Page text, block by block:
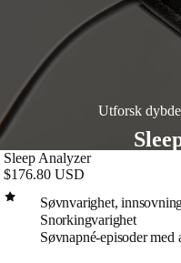
Utforsk
Sleep Analyzer
$176.80 USD
Søvnvarighet,
Snorkingvarighet
Søvnapné-episoder